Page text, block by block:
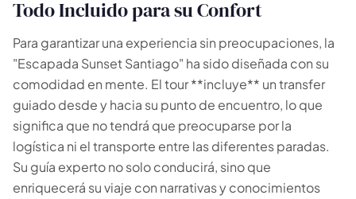
Todo Incluido para su Confort
Para garantizar una experiencia sin preocupaciones, la
"Escapada Sunset Santiago" ha sido diseñada con su
comodidad en mente. El tour **incluye** un transfer
guiado desde y hacia su punto de encuentro, lo que
significa que no tendrá que preocuparse por la
logística ni el transporte entre las diferentes paradas.
Su guía experto no solo conducirá, sino que
enriquecerá su viaje con narrativas y conocimientos